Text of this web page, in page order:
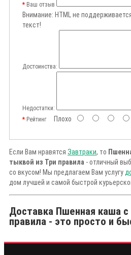
Ваш отзыв
Внимание: HTML не
текст!
Достоинства:
Недостатки:
РейтингПлохо
Если Вам нравятся Завтраки, то
тыквой из Три правила - отличный
со вкусом! Мы предлагаем Вам услугу
дом лучшей и самой быстрой
Доставка Пшенная каша
правила - это просто и